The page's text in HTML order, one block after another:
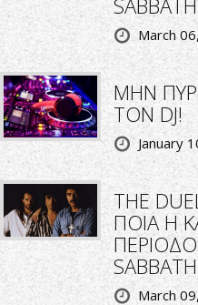
March
ΜΗΝ
ΤΟΝ DJ!
January
THE
ΠΟΙΑ Η
March